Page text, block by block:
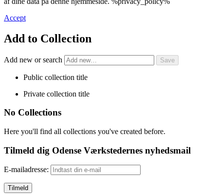
Accept
Add to Collection
Add new or search
Public collection title
Private collection title
No Collections
Here you'll find all collections you've created before.
Tilmeld dig Odense Værkstedernes nyhedsmail
E-mailadresse: